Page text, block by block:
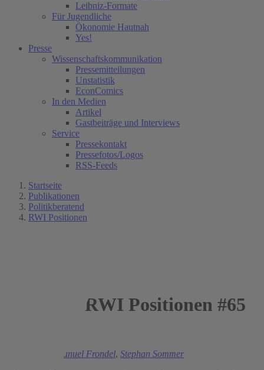
Leibniz-Formate
Für Jugendliche
Ökonomie Hautnah
Yes!
Presse
Wissenschaftskommunikation
Pressemitteilungen
Unstatistik
EconComics
In den Medien
Artikel
Gastbeiträge und Interviews
Service
Pressekontakt
Pressefotos/Logos
RSS-Feeds
Startseite
Publikationen
Politikberatend
RWI Positionen
RWI Positionen #65
Manuel Frondel, Stephan Sommer